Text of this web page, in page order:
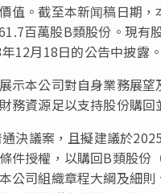
值。截至本新闻稿日期
百萬股B類股份。現有
12月18日的公告中披露。
示本公司對自身業務展
務資源足以支持股份購回
決議案，且擬建議於
件授權，以購回B類股
公司組織章程大綱及細